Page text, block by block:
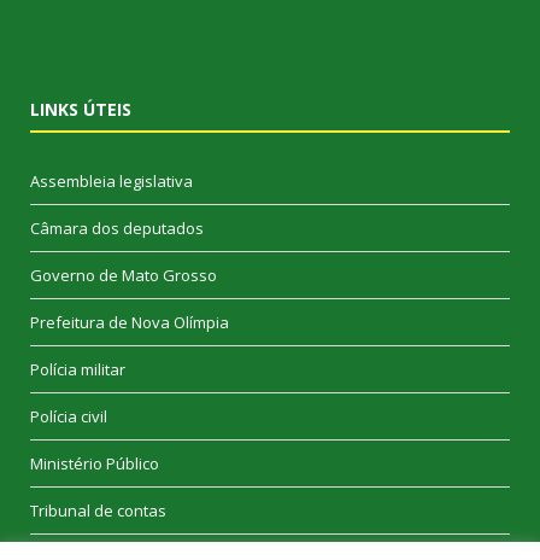
LINKS ÚTEIS
Assembleia legislativa
Câmara dos deputados
Governo de Mato Grosso
Prefeitura de Nova Olímpia
Polícia militar
Polícia civil
Ministério Público
Tribunal de contas